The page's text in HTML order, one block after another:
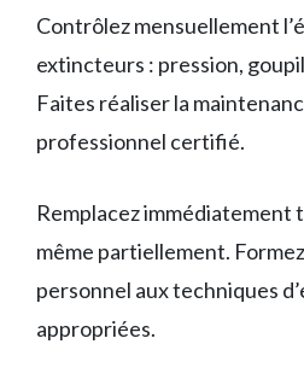
Contrôlez mensuellement
extincteurs : pression,
Faites réaliser la
professionnel certifié.
Remplacez
même partiellement.
personnel aux techniques
appropriées.